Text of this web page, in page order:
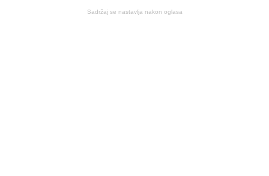
Sadržaj se nastavlja nakon oglasa